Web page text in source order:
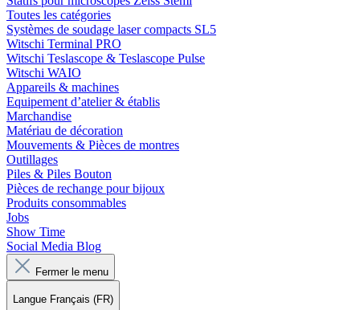
Toutes les catégories
Systèmes de soudage laser compacts SL5
Witschi Terminal PRO
Witschi Teslascope & Teslascope Pulse
Witschi WAIO
Appareils & machines
Equipement d’atelier & établis
Marchandise
Matériau de décoration
Mouvements & Pièces de montres
Outillages
Piles & Piles Bouton
Pièces de rechange pour bijoux
Produits consommables
Jobs
Show Time
Social Media Blog
Fermer le menu
Langue Français (FR)